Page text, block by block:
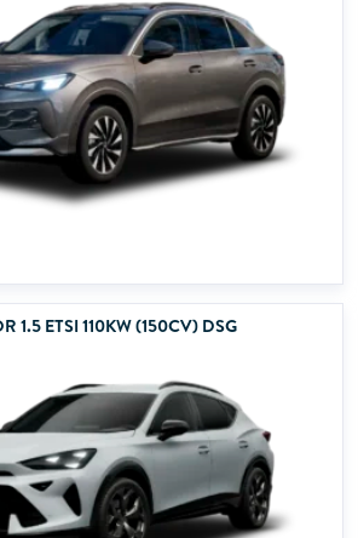
1.5 ETSI 110KW (150CV) DSG